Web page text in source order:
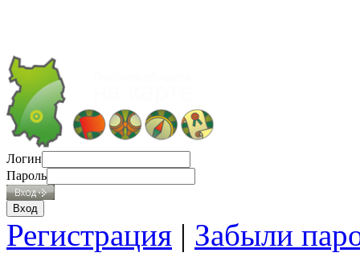
Логин
Пароль
Регистрация | Забыли